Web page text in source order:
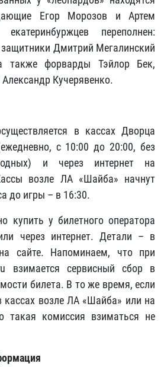
Егор Морозов и Артем
переполнен:
Дмитрий Мегалинский
также форварды Тэйлор Бек,
Кучерявенко.
в кассах Дворца
с 10:00 до 20:00, без
и через интернет на
возле ЛА «Шайба» начнут
до игры – в 16:30.
купить у билетного оператора
через интернет. Детали – в
сайте. Напоминаем, что при
взимается сервисный сбор в
билета. В то же время, если
кассах возле ЛА «Шайба» или на
такая комиссия взиматься не